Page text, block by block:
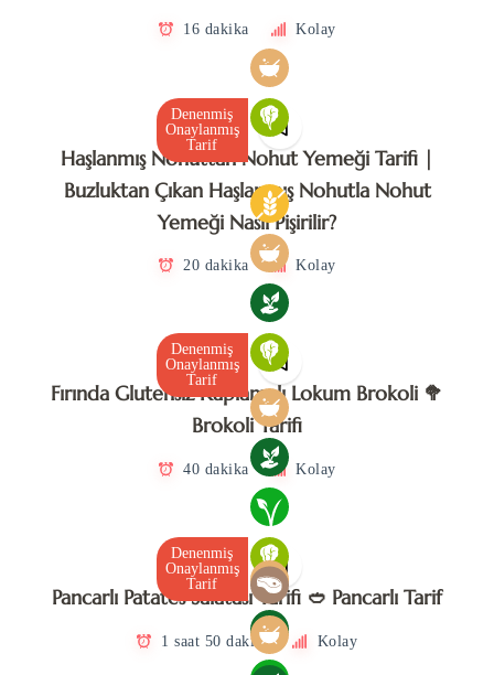
16 dakika Kolay
Denenmiş
Onaylanmış
Tarif
Haşlanmış Nohuttan Nohut Yemeği Tarifi |
Buzluktan Çıkan Haşlanmış Nohutla Nohut
Yemeği Nasıl Pişirilir?
20 dakika Kolay
Denenmiş
Onaylanmış
Tarif
Fırında Glutensiz Kaplamalı Lokum Brokoli 🥦
Brokoli Tarifi
40 dakika Kolay
Denenmiş
Onaylanmış
Tarif
Pancarlı Patates Salatası Tarifi 🥙 Pancarlı Tarif
1 saat 50 dakika Kolay